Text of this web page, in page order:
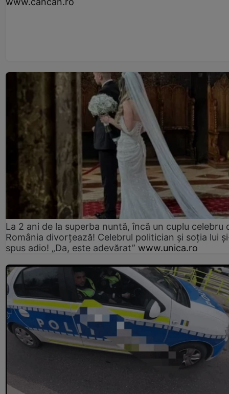
La 2 ani de la superba nuntă, încă un cuplu celebru
România divorțează! Celebrul politician și soția lui
spus adio! „Da, este adevărat” www.unica.ro